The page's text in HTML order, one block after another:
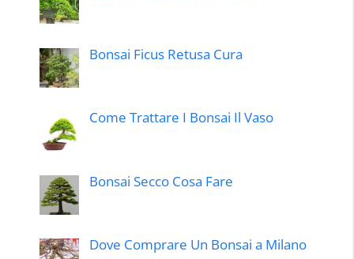
Bonsai Ficus Retusa Cura
Come Trattare I Bonsai Il Vaso
Bonsai Secco Cosa Fare
Dove Comprare Un Bonsai a Milano